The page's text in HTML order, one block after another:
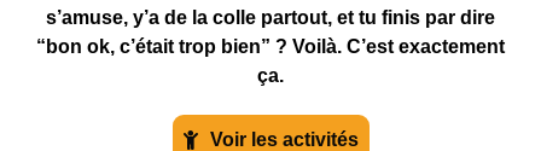
s’amuse, y’a de la colle partout, et tu finis par dire
“bon ok, c’était trop bien” ? Voilà. C’est exactement
ça.
Voir les activités